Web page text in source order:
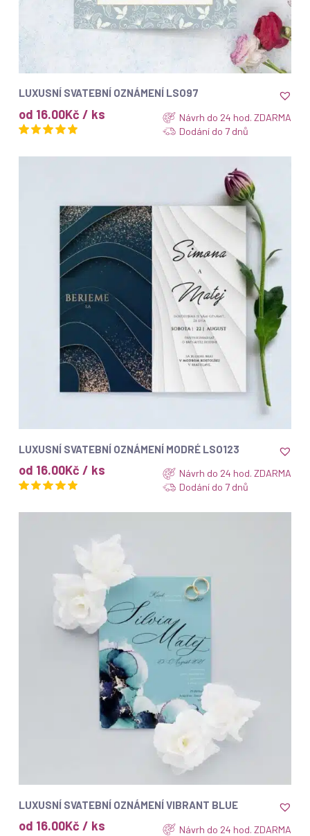
ZOBRAZIT
LUXUSNÍ SVATEBNÍ OZNÁMENÍ LSO97
od 16.00Kč / ks
Návrh do 24 hod. ZDARMA
Dodání do 7 dnů
ZOBRAZIT
LUXUSNÍ SVATEBNÍ OZNÁMENÍ MODRÉ LSO123
od 16.00Kč / ks
Návrh do 24 hod. ZDARMA
Dodání do 7 dnů
ZOBRAZIT
LUXUSNÍ SVATEBNÍ OZNÁMENÍ VIBRANT BLUE
od 16.00Kč / ks
Návrh do 24 hod. ZDARMA